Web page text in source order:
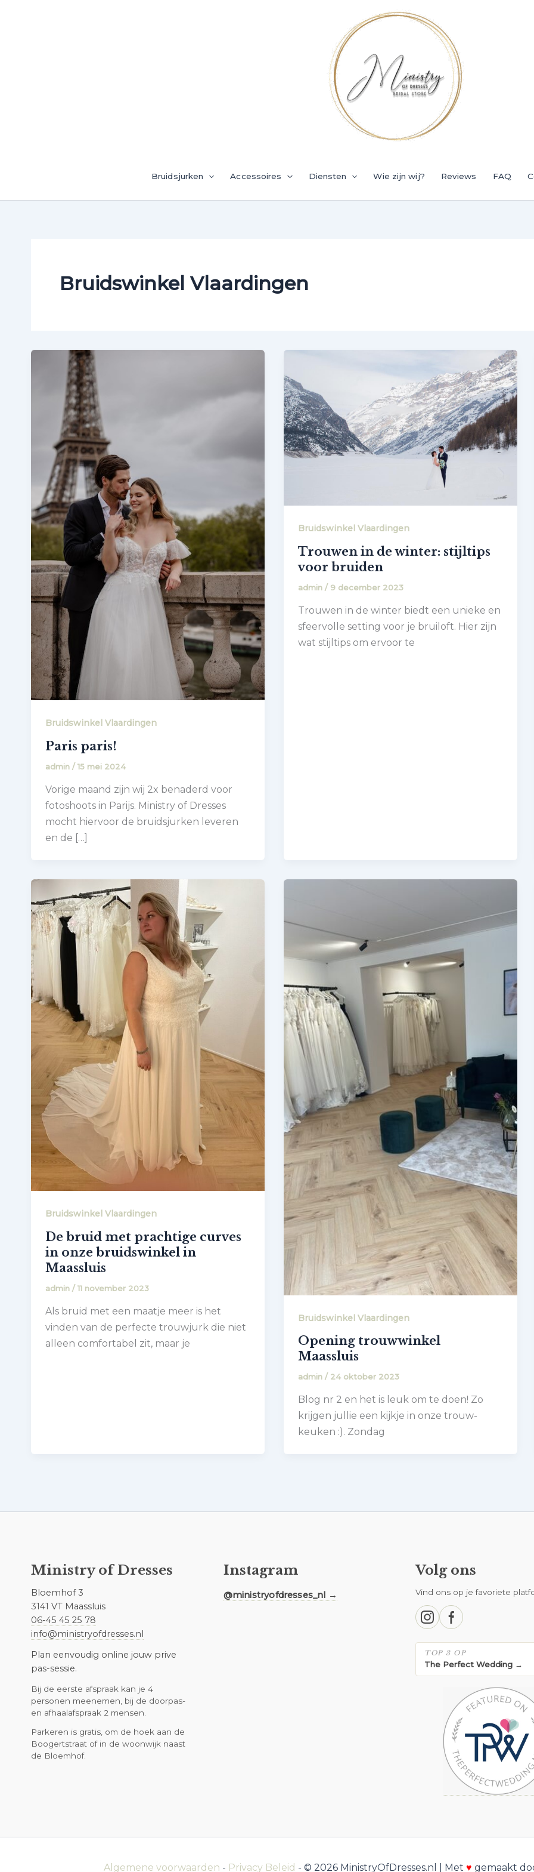
Bruidsjurken Accessoires Diensten Wie zijn wij? Reviews FAQ
Bruidswinkel Vlaardingen
Bruidswinkel Vlaardingen
Paris paris!
admin / 15 mei 2024
Vorige maand zijn wij 2x benaderd voor
fotoshoots in Parijs. Ministry of Dresses
mocht hiervoor de bruidsjurken leveren
en de […]
Bruidswinkel Vlaardingen
Trouwen in de winter: stijltips
voor bruiden
admin / 9 december 2023
Trouwen in de winter biedt een unieke en
sfeervolle setting voor je bruiloft. Hier zijn
wat stijltips om ervoor te
Bruidswinkel Vlaardingen
De bruid met prachtige curves
in onze bruidswinkel in
Maassluis
admin / 11 november 2023
Als bruid met een maatje meer is het
vinden van de perfecte trouwjurk die niet
alleen comfortabel zit, maar je
Bruidswinkel Vlaardingen
Opening trouwwinkel
Maassluis
admin / 24 oktober 2023
Blog nr 2 en het is leuk om te doen! Zo
krijgen jullie een kijkje in onze trouw-
keuken :). Zondag
Ministry of Dresses
Bloemhof 3
3141 VT Maassluis
06-45 45 25 78
info@ministryofdresses.nl
Plan eenvoudig online jouw prive
pas-sessie.
Bij de eerste afspraak kan je 4
personen meenemen, bij de doorpas-
en afhaalafspraak 2 mensen.
Parkeren is gratis, om de hoek aan de
Boogertstraat of in de woonwijk naast
de Bloemhof.
Instagram
@ministryofdresses_nl →
Volg ons
Vind ons op je favoriete
TOP 3 OP
The Perfect Wedding →
Algemene voorwaarden - Privacy Beleid - © 2026 MinistryOfDresses.nl | Met ♥ gemaakt